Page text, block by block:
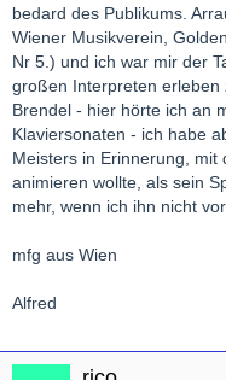
bedard des Publikums.
Wiener Musikverein,
Nr 5.) und ich war mir der
großen Interpreten erleben
Brendel - hier hörte ich an
Klaviersonaten - ich habe
Meisters in Erinnerung, mit
animieren wollte, als sein
mehr, wenn ich ihn nicht
mfg aus Wien
Alfred